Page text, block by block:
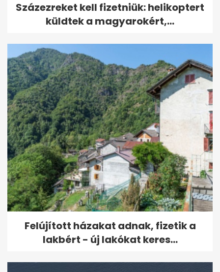
Százezreket kell fizetniük: helikoptert
küldtek a magyarokért,...
Felújított házakat adnak, fizetik a
lakbért - új lakókat keres...